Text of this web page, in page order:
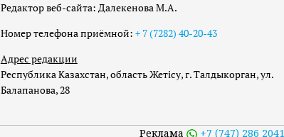
Редактор веб-сайта: Далекенова М.А.
Номер телефона приёмной: + 7 (7282) 40-20-43
Адрес редакции
Республика Казахстан, область Жетісу, г. Талдыкорган, ул.
Балапанова, 28
Реклама +7 (747) 286 2041